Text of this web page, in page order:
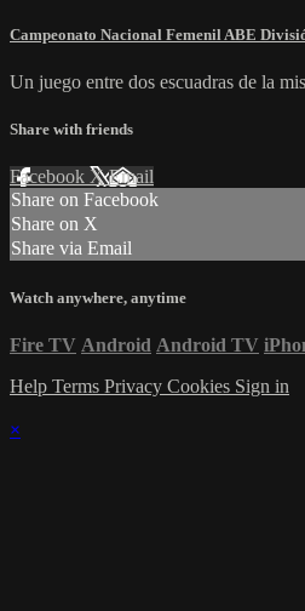
Campeonato Nacional Femenil ABE
Un juego entre dos escuadras de la
Share with friends
Facebook XEmail
Share on Facebook
Share on X
Share via Email
Watch anywhere, anytime
Fire TV Android Android TV
Help Terms Privacy Cookies Sign in
×